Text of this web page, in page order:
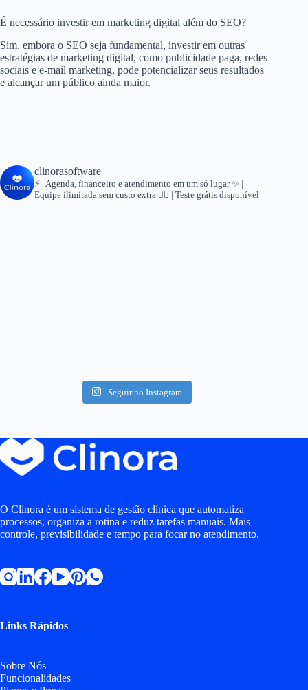
É necessário investir em marketing digital além do SEO?
Sim, embora o SEO seja fundamental, investir em outras
estratégias de marketing digital, como publicidade paga, redes
sociais e e-mail marketing, pode potencializar seus resultados
e alcançar um público ainda maior.
clinorasoftware
⚡ | Agenda, financeiro e atendimento em um só lugar✨ |
Equipe ilimitada sem custo extra 👇🏻 | Teste grátis disponível
Seguir no Instagram
O Clinora é um sistema de gestão clínica que automatiza
processos, organiza a rotina e reduz tarefas manuais. Mais
controle, previsibilidade e tempo para focar no atendimento.
Links Rápidos
Sobre Nós
Funcionalidades